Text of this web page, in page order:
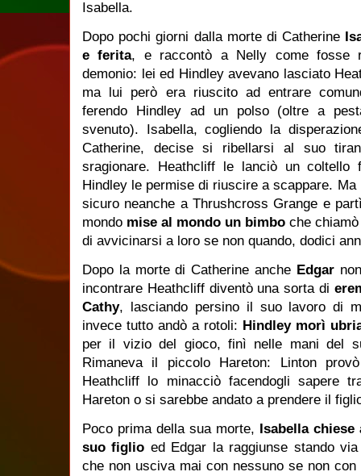
Isabella.
Dopo pochi giorni dalla morte di Catherine
e ferita, e raccontò a Nelly come fosse
demonio: lei ed Hindley avevano lasciato
ma lui però era riuscito ad entrare
ferendo Hindley ad un polso (oltre a
svenuto). Isabella, cogliendo la
Catherine, decise si ribellarsi al suo
sragionare. Heathcliff le lanciò un coltello
Hindley le permise di riuscire a scappare.
sicuro neanche a Thrushcross Grange e
mondo mise al mondo un bimbo che
di avvicinarsi a loro se non quando, dodici
Dopo la morte di Catherine anche Edgar
incontrare Heathcliff diventò una sorta di
Cathy, lasciando persino il suo lavoro di
invece tutto andò a rotoli: Hindley morì
per il vizio del gioco, finì nelle mani del
Rimaneva il piccolo Hareton: Linton
Heathcliff lo minacciò facendogli sapere
Hareton o si sarebbe andato a prendere il
Poco prima della sua morte, Isabella
suo figlio ed Edgar la raggiunse stando
che non usciva mai con nessuno se non con